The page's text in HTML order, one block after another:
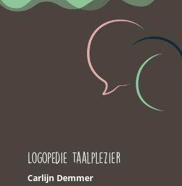
Logopedie Taalplezier
Carlijn Demmer